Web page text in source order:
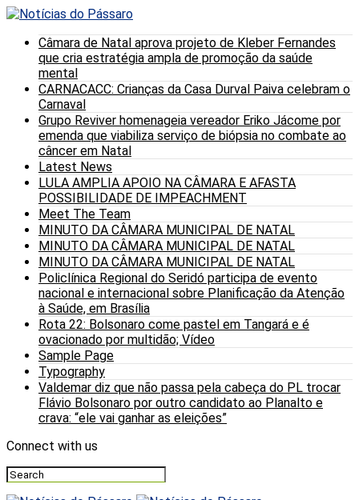
Câmara de Natal aprova projeto de Kleber Fernandes
que cria estratégia ampla de promoção da saúde
mental
CARNACACC: Crianças da Casa Durval Paiva celebram o
Carnaval
Grupo Reviver homenageia vereador Eriko Jácome por
emenda que viabiliza serviço de biópsia no combate ao
câncer em Natal
Latest News
LULA AMPLIA APOIO NA CÂMARA E AFASTA
POSSIBILIDADE DE IMPEACHMENT
Meet The Team
MINUTO DA CÂMARA MUNICIPAL DE NATAL
MINUTO DA CÂMARA MUNICIPAL DE NATAL
MINUTO DA CÂMARA MUNICIPAL DE NATAL
Policlínica Regional do Seridó participa de evento
nacional e internacional sobre Planificação da Atenção
à Saúde, em Brasília
Rota 22: Bolsonaro come pastel em Tangará e é
ovacionado por multidão; Vídeo
Sample Page
Typography
Valdemar diz que não passa pela cabeça do PL trocar
Flávio Bolsonaro por outro candidato ao Planalto e
crava: “ele vai ganhar as eleições”
Connect with us